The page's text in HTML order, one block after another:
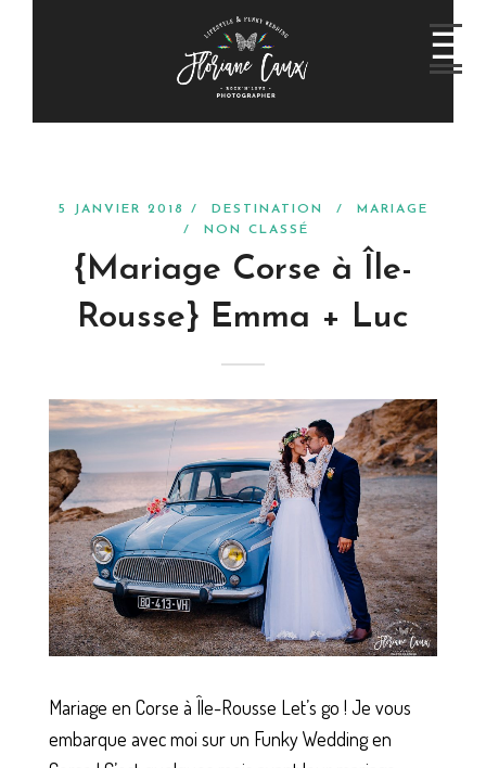
5 JANVIER 2018 / DESTINATION /
MARIAGE
/ NON CLASSÉ
{Mariage Corse à Île-
Rousse} Emma + Luc
Mariage en Corse à Île-Rousse Let’s go ! Je vous
embarque avec moi sur un Funky Wedding en